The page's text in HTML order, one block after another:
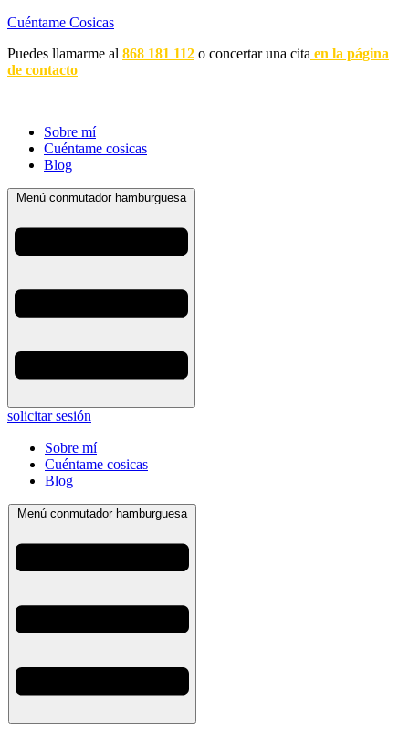
Cuéntame Cosicas
Puedes llamarme al 868 181 112 o concertar una cita en la página
de contacto
Sobre mí
Cuéntame cosicas
Blog
Menú conmutador hamburguesa
solicitar sesión
Sobre mí
Cuéntame cosicas
Blog
Menú conmutador hamburguesa